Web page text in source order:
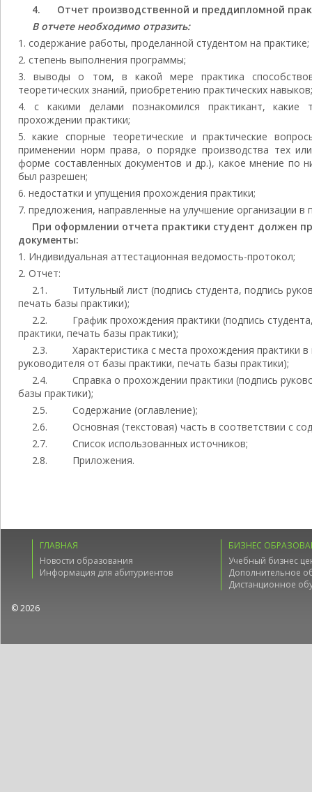
4. Отчет производственной и преддипломной
В отчете необходимо отразить:
содержание работы, проделанной студентом на практике;
степень выполнения программы;
выводы о том, в какой мере практика
теоретических знаний, приобретению практических навыков;
с какими делами познакомился практикант, какие
прохождении практики;
какие спорные теоретические и практические
применении норм права, о порядке производства тех
форме составленных документов и др.), какое мнение по
был разрешен;
недостатки и упущения прохождения практики;
предложения, направленные на улучшение организации в
При оформлении отчета практики студент должен
документы:
Индивидуальная аттестационная ведомость-протокол;
Отчет:
2.1. Титульный лист (подпись студента, подпись
печать базы практики);
2.2. График прохождения практики (подпись
практики, печать базы практики);
2.3. Характеристика с места прохождения практики в
руководителя от базы практики, печать базы практики);
2.4. Справка о прохождении практики (подпись
базы практики);
2.5. Содержание (оглавление);
2.6. Основная (текстовая) часть в соответствии с
2.7. Список использованных источников;
2.8. Приложения.
ГЛАВНАЯ
Новости образования
Информация для абитуриентов
БИЗНЕС
Учебный бизнес
Дополнительное
Дистанционное
© 2026